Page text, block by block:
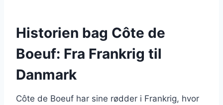
Historien bag Côte de
Boeuf: Fra Frankrig til
Danmark
Côte de Boeuf har sine rødder i Frankrig, hvor